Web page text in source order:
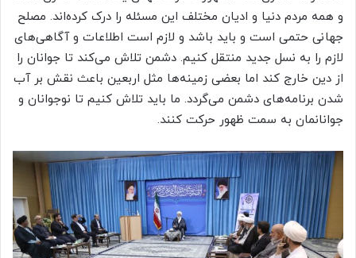
و همه مردم دنیا و ادیان مختلف این مسئله را درک کرده‌اند. مصلح
جهانی حتمی است و باید باشد و لازم است اطلاعات و آگاهی‌های
لازم را به نسل جدید منتقل کنیم. دشمن تلاش می‌کند تا جوانان را
از دین خارج کند اما بعضی زمینه‌ها مثل اربعین باعث نقش بر آب
شدن برنامه‌های دشمن می‌گردد. ما باید تلاش کنیم تا نوجوانان و
جوانانمان به سمت ظهور حرکت کنند.